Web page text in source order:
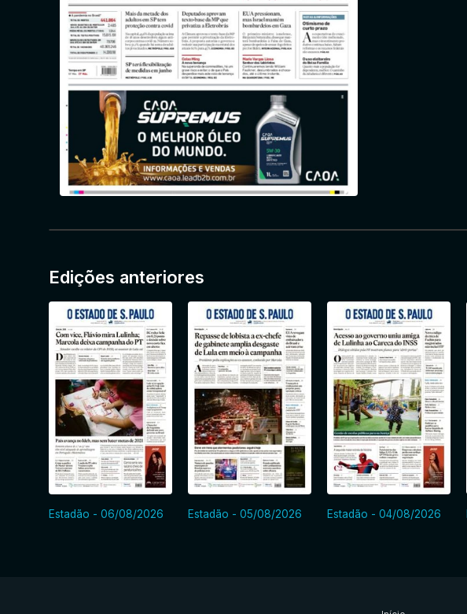
Edições anteriores
Estadão - 06/08/2026 Estadão - 05/08/2026 Estadão - 04/08/2026